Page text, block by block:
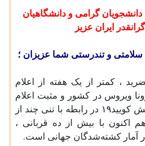
گرامی و دانشگاهیان
گرانقدر ایران عزیز
سلامتی و تندرستی شما عزیزان ؛
، کمتر از یک هفته از اعلام
ویروس در کشور و مثبت اعلام
شدن نتایج آزمایش کویید۱۹ در رابطه با تنی چند از
اکنون با بیش از ده قربانی ،
در آمار کشته‌شدگان جهانی است.